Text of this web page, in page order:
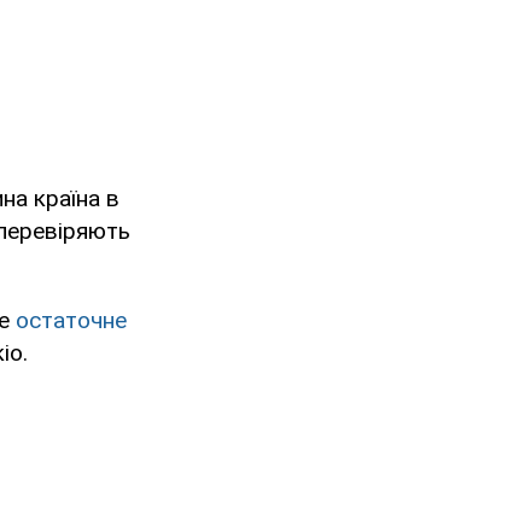
країна в
остаточне